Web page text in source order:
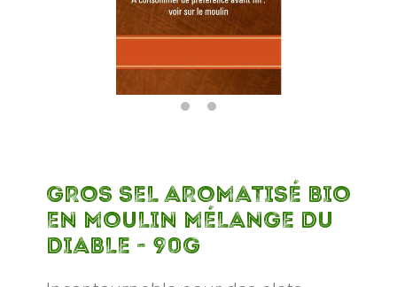
GROS SEL AROMATISÉ BIO
EN MOULIN MÉLANGE DU
DIABLE - 90G